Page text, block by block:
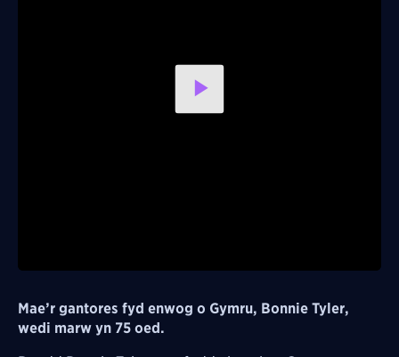
Play
Mae’r gantores fyd enwog o Gymru, Bonnie Tyler,
wedi marw yn 75 oed.